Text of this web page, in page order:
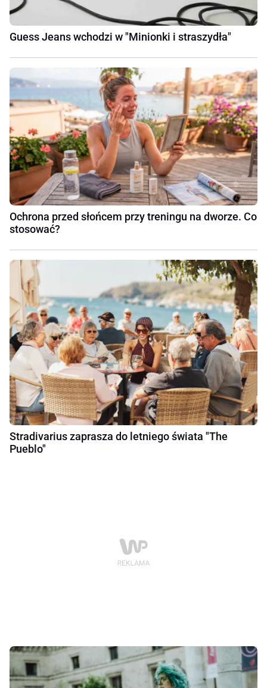
Guess Jeans wchodzi w "Minionki i straszydła"
Ochrona przed słońcem przy treningu na dworze. Co
stosować?
Stradivarius zaprasza do letniego świata "The
Pueblo"